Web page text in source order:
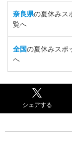
奈良県の夏休みス
覧へ
全国の夏休みスポ
へ
シェアする